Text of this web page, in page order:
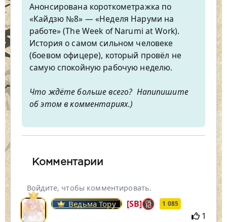
Анонсирована короткометражка по
«Кайдзю №8» — «Неделя Наруми на
работе» (The Week of Narumi at Work).
История о самом сильном человеке
(боевом офицере), который провёл не
самую спокойную рабочую неделю.
Что ждёте больше всего? Напипишите
об этом в комментариях.)
Комментарии
Войдите, чтобы комментировать.
Ведьма Тору [SB] 1 085
1